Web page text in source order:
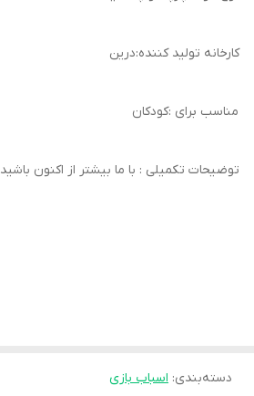
کارخانه تولید کننده:درین
مناسب برای :کودکان
توضیحات تکمیلی : با ما بیشتر از اکنون باشید
دسته‌بندی: اسباب بازی